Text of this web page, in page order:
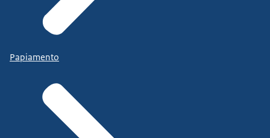
Papiamento